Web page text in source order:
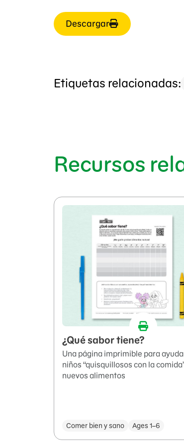
Descargar
Etiquetas relacionadas:
Recursos
¿Qué sabor tiene?
Una página imprimible para
niños “quisquillosos con la
nuevos alimentos
Comer bien y sano Ages 1–6